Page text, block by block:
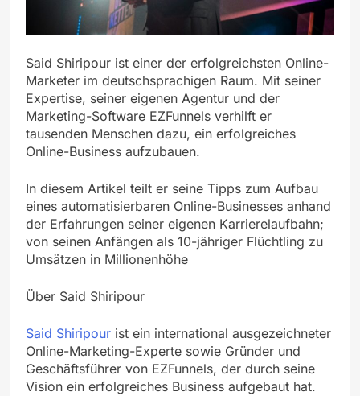
Said Shiripour ist einer der erfolgreichsten Online-
Marketer im deutschsprachigen Raum. Mit seiner
Expertise, seiner eigenen Agentur und der
Marketing-Software EZFunnels verhilft er
tausenden Menschen dazu, ein erfolgreiches
Online-Business aufzubauen.
In diesem Artikel teilt er seine Tipps zum Aufbau
eines automatisierbaren Online-Businesses anhand
der Erfahrungen seiner eigenen Karrierelaufbahn;
von seinen Anfängen als 10-jähriger Flüchtling zu
Umsätzen in Millionenhöhe
Über Said Shiripour
Said Shiripour ist ein international ausgezeichneter
Online-Marketing-Experte sowie Gründer und
Geschäftsführer von EZFunnels, der durch seine
Vision ein erfolgreiches Business aufgebaut hat.